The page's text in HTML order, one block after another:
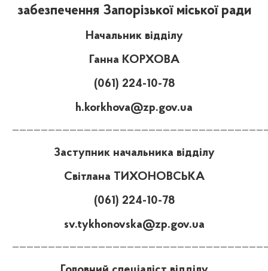
забезпечення Запорізької міської ради
Начальник відділу
Ганна КОРХОВА
(061) 224-10-78
h.korkhova@zp.gov.ua
Заступник начальника відділу
Світлана ТИХОНОВСЬКА
(061) 224-10-78
sv.tykhonovska@zp.gov.ua